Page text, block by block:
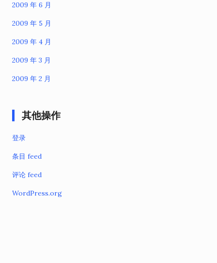
2009 年 6 月
2009 年 5 月
2009 年 4 月
2009 年 3 月
2009 年 2 月
其他操作
登录
条目 feed
评论 feed
WordPress.org